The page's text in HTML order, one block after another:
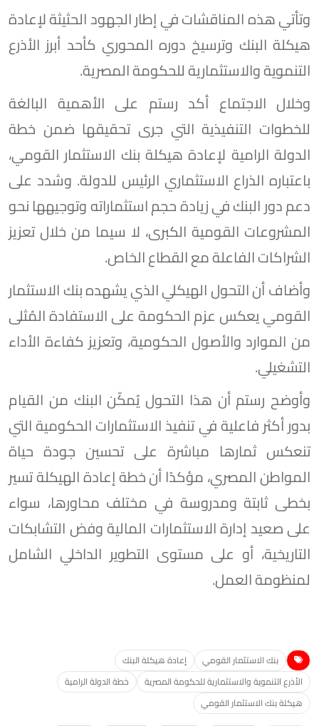
وتأتي هذه المناقشات في إطار الجهود الحثيثة لإعادة
هيكلة البنك وترسيخ دوره المحوري كأحد أبرز الأذرع
التنموية والاستثمارية للحكومة المصرية.
وخلال الاجتماع أكد رستم على الأهمية البالغة
للخطوات التنفيذية التي جرى تحقيقها ضمن خطة
الدولة الرامية لإعادة هيكلة بنك الاستثمار القومي،
باعتباره الذراع الاستثماري الرئيس للدولة. وشدد على
دعم دور البنك في زيادة حجم استثماراته وتوجيهها نحو
المشروعات القومية الكبرى، لا سيما من خلال تعزيز
الشراكات الفاعلة مع القطاع الخاص.
وأضاف أن التحول الهيكلي الذي يشهده بنك الاستثمار
القومي يعكس عزم الحكومة على الاستفادة المُثلى
من الموارد والأصول الحكومية، وتعزيز كفاءة الأداء
التشغيلي.
وأوضح رستم أن هذا التحول يُمكّن البنك من القيام
بدور أكثر فاعلية في تنفيذ الاستثمارات الحكومية التي
تنعكس ثمارها مباشرة على تحسين جودة حياة
المواطن المصري، مؤكدًا أن خطة إعادة الهيكلة تسير
بخطى ثابتة ومدروسة في مختلف محاورها، سواء
على صعيد إدارة الاستثمارات المالية وفض التشابكات
التاريخية، أو على مستوى التطوير الداخلي الشامل
لمنظومة العمل.
بنك الاستثمار القومي
إعادة هيكلة البنك
الأذرع التنموية والاستثمارية للحكومة المصرية
خطة الدولة الرامية
هيكلة بنك الاستثمار القومي